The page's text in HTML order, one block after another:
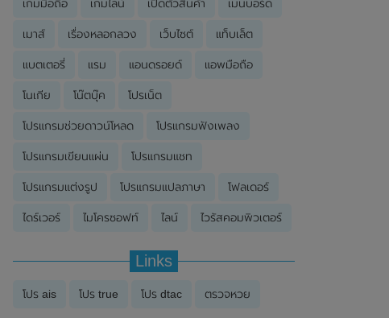
เกมมือถือ เกมไลน์ เปิดตัวสินค้า เมนบอร์ด
เมาส์ เรื่องหลอกลวง เว็บไซต์ แท็บเล็ต
แบตเตอรี่ แรม แอนดรอยด์ แอพมือถือ
โนเกีย โน๊ตบุ๊ค โปรเน็ต
โปรแกรมช่วยดาวน์โหลด โปรแกรมฟังเพลง
โปรแกรมเขียนแผ่น โปรแกรมแชท
โปรแกรมแต่งรูป โปรแกรมแปลภาษา โฟลเดอร์
ไดร์เวอร์ ไมโครซอฟท์ ไลน์ ไวรัสคอมพิวเตอร์
Links
โปร ais โปร true โปร dtac ตรวจหวย